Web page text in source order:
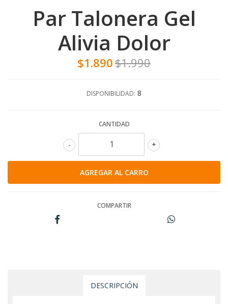
Par Talonera Gel
Alivia Dolor
$1.890$1.990
DISPONIBILIDAD: 8
CANTIDAD
+
-
COMPARTIR
DESCRIPCIÓN